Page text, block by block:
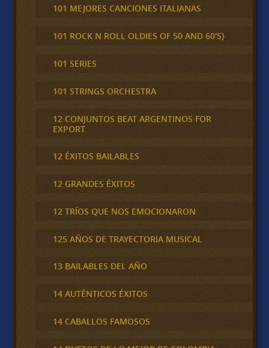
101 MEJORES CANCIONES ITALIANAS
101 ROCK N ROLL OLDIES OF 50 AND 60'S}
101 SERIES
101 STRINGS ORCHESTRA
12 CONJUNTOS BEAT ARGENTINOS FOR
EXPORT
12 ÉXITOS BAILABLES
12 GRANDES ÉXITOS
12 TRÍOS QUE NOS EMOCIONARON
125 AÑOS DE TRAYECTORIA MUSICAL
13 BAILABLES DEL AÑO
14 AUTÉNTICOS ÉXITOS
14 CABALLOS FAMOSOS